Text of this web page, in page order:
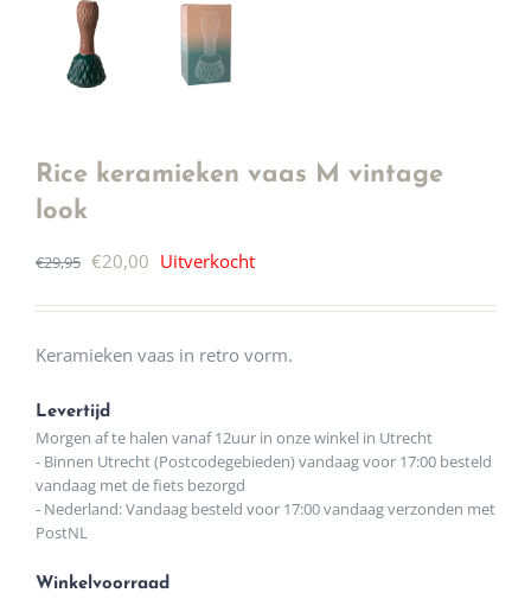
Rice keramieken vaas M vintage
look
€29,95 Oorspronkelijke
€20,00 Huidige
Uitverkocht
Keramieken vaas in retro vorm.
Levertijd
Morgen af te halen vanaf 12uur in onze winkel in Utrecht
- Binnen Utrecht (Postcodegebieden) vandaag voor 17:00 besteld
vandaag met de fiets bezorgd
- Nederland: Vandaag besteld voor 17:00 vandaag verzonden met
PostNL
Winkelvoorraad